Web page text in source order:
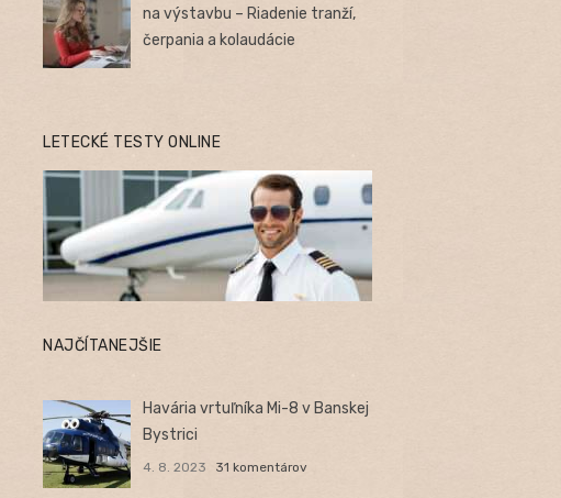
na výstavbu – Riadenie tranží,
čerpania a kolaudácie
LETECKÉ TESTY ONLINE
NAJČÍTANEJŠIE
Havária vrtuľníka Mi-8 v Banskej
Bystrici
4. 8. 2023 31 komentárov